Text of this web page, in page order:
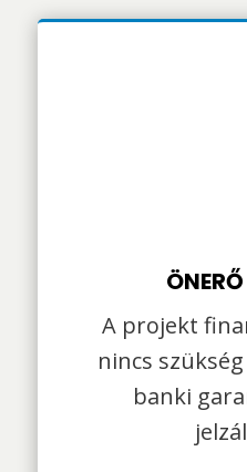
A projekt
nincs
banki